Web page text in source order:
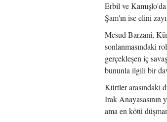
Erbil ve
Şam'ın ise elini
Mesud Barzani,
sonlanmasındaki
gerçekleşen iç
bununla ilgili bir
Kürtler arasındaki
Irak Anayasasının
ama en kötü